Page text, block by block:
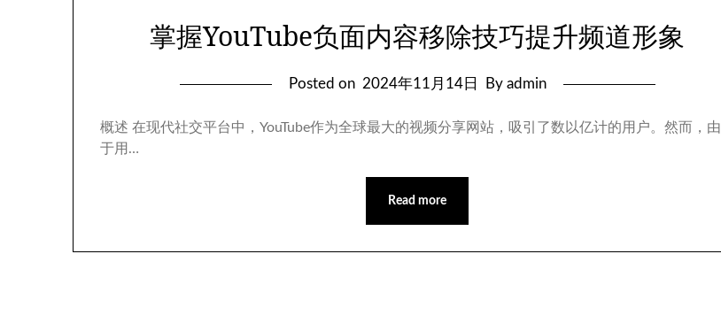
掌握YouTube负面内容移除技巧提升频道形象
Posted on 2024年11月14日 By admin
概述 在现代社交平台中，YouTube作为全球最大的视频分享网站，吸引了数以亿计的用户。然而，由
于用…
Read more